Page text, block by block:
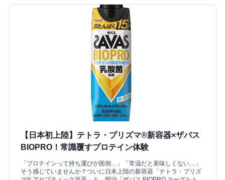
【日本初上陸】テトラ・プリズマ®新容器×ザバス
BIOPRO！常識覆すプロテイン体験
「プロテインって持ち運びが面倒…」「常温だと美味しくない…」
そう感じていませんか？ついに日本上陸の新容器「テトラ・プリズ